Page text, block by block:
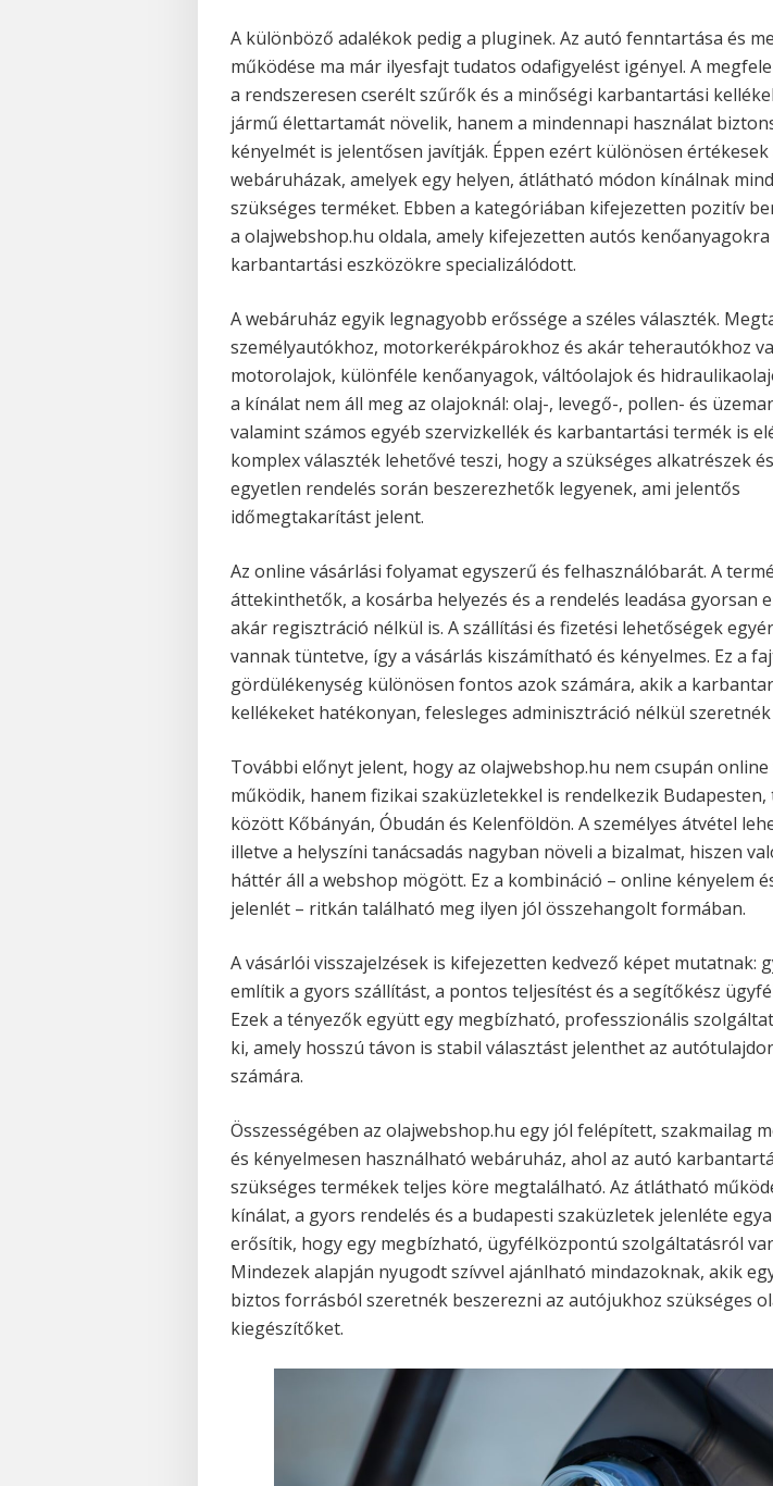
A különböző adalékok pedig a pluginek. Az autó fenntartása és
működése ma már ilyesfajt tudatos odafigyelést igényel. A
a rendszeresen cserélt szűrők és a minőségi karbantartási
jármű élettartamát növelik, hanem a mindennapi használat
kényelmét is jelentősen javítják. Éppen ezért különösen értékesek
webáruházak, amelyek egy helyen, átlátható módon kínálnak
szükséges terméket. Ebben a kategóriában kifejezetten pozitív
a olajwebshop.hu oldala, amely kifejezetten autós kenőanyagokra
karbantartási eszközökre specializálódott.
A webáruház egyik legnagyobb erőssége a széles választék.
személyautókhoz, motorkerékpárokhoz és akár teherautókhoz
motorolajok, különféle kenőanyagok, váltóolajok és
a kínálat nem áll meg az olajoknál: olaj-, levegő-, pollen- és
valamint számos egyéb szervizkellék és karbantartási termék is
komplex választék lehetővé teszi, hogy a szükséges alkatrészek
egyetlen rendelés során beszerezhetők legyenek, ami jelentős
időmegtakarítást jelent.
Az online vásárlási folyamat egyszerű és felhasználóbarát. A
áttekinthetők, a kosárba helyezés és a rendelés leadása gyorsan
akár regisztráció nélkül is. A szállítási és fizetési lehetőségek
vannak tüntetve, így a vásárlás kiszámítható és kényelmes. Ez a
gördülékenység különösen fontos azok számára, akik a
kellékeket hatékonyan, felesleges adminisztráció nélkül
További előnyt jelent, hogy az olajwebshop.hu nem csupán
működik, hanem fizikai szaküzletekkel is rendelkezik
között Kőbányán, Óbudán és Kelenföldön. A személyes átvétel
illetve a helyszíni tanácsadás nagyban növeli a bizalmat, hiszen
háttér áll a webshop mögött. Ez a kombináció – online kényelem
jelenlét – ritkán található meg ilyen jól összehangolt formában.
A vásárlói visszajelzések is kifejezetten kedvező képet mutatnak:
említik a gyors szállítást, a pontos teljesítést és a segítőkész
Ezek a tényezők együtt egy megbízható, professzionális
ki, amely hosszú távon is stabil választást jelenthet az
számára.
Összességében az olajwebshop.hu egy jól felépített, szakmailag
és kényelmesen használható webáruház, ahol az autó
szükséges termékek teljes köre megtalálható. Az átlátható
kínálat, a gyors rendelés és a budapesti szaküzletek jelenléte
erősítik, hogy egy megbízható, ügyfélközpontú szolgáltatásról
Mindezek alapján nyugodt szívvel ajánlható mindazoknak, akik
biztos forrásból szeretnék beszerezni az autójukhoz szükséges
kiegészítőket.